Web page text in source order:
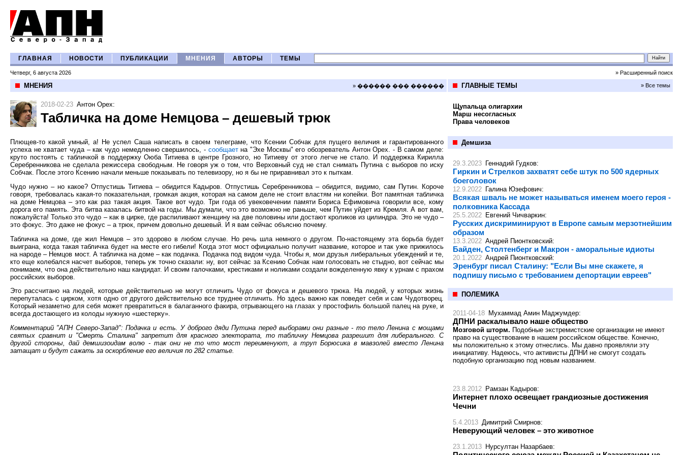
ГЛАВНАЯ НОВОСТИ ПУБЛИКАЦИИ МНЕНИЯ АВТОРЫ ТЕМЫ
Четверг, 6 августа 2026 » Расширенный поиск
МНЕНИЯ » ������ ��� ������
2018-02-23 Антон Орех:
Табличка на доме Немцова – дешевый трюк
Плющев-то какой умный, а! Не успел Саша написать в своем телеграме, что Ксении Собчак для пущего величия и гарантированного
успеха не хватает чуда – как чудо немедленно свершилось, - сообщаетна "Эхе Москвы" его обозреватель Антон Орех. - В самом деле:
круто постоять с табличкой в поддержку Оюба Титиева в центре Грозного, но Титиеву от этого легче не стало. И поддержка Кирилла
Серебренникова не сделала режиссера свободным. Не говоря уж о том, что Верховный суд не стал снимать Путина с выборов по иску
Собчак. После этого Ксению начали меньше показывать по телевизору, но я бы не приравнивал это к пыткам.
Чудо нужно – но какое? Отпустишь Титиева – обидится Кадыров. Отпустишь Серебренникова – обидится, видимо, сам Путин. Короче
говоря, требовалась какая-то показательная, громкая акция, которая на самом деле не стоит властям ни копейки. Вот памятная табличка
на доме Немцова – это как раз такая акция. Такое вот чудо. Три года об увековечении памяти Бориса Ефимовича говорили все, кому
дорога его память. Эта битва казалась битвой на годы. Мы думали, что это возможно не раньше, чем Путин уйдет из Кремля. А вот вам,
пожалуйста! Только это чудо – как в цирке, где распиливают женщину на две половины или достают кроликов из цилиндра. Это не чудо –
это фокус. Это даже не фокус – а трюк, причем довольно дешевый. И я вам сейчас объясню почему.
Табличка на доме, где жил Немцов – это здорово в любом случае. Но речь шла немного о другом. По-настоящему эта борьба будет
выиграна, когда такая табличка будет на месте его гибели! Когда этот мост официально получит название, которое и так уже прижилось
на народе – Немцов мост. А табличка на доме – как подачка. Подачка под видом чуда. Чтобы я, мои друзья либеральных убеждений и те,
кто еще колебался насчет выборов, теперь уж точно сказали: ну, вот сейчас за Ксению Собчак нам голосовать не стыдно, вот сейчас мы
понимаем, что она действительно наш кандидат. И своим галочками, крестиками и ноликами создали вожделенную явку к урнам с прахом
российских выборов.
Это рассчитано на людей, которые действительно не могут отличить Чудо от фокуса и дешевого трюка. На людей, у которых жизнь
перепуталась с цирком, хотя одно от другого действительно все труднее отличить. Но здесь важно как поведет себя и сам Чудотворец.
Который незаметно для себя может превратиться в балаганного факира, отрывающего на глазах у простофиль большой палец на руке, и
всегда достающего из колоды нужную «шестерку».
Комментарий "АПН Северо-Запад": Подачка и есть. У доброго дяди Путина перед выборами они разные - то тело Ленина с мощами
святых сравнит и "Смерть Сталина" запретит для красного электората, то табличку Немцова разрешит для либерального. С
другой стороны, дай демшизоидам волю - так они не то что мост переименуют, а труп Борюсика в мавзолей вместо Ленина
затащат и будут сажать за оскорбление его величия по 282 статье.
ГЛАВНЫЕ ТЕМЫ » Все темы
Щупальца олигархии
Марш несогласных
Права человеков
Демшиза
29.3.2023 Геннадий Гудков:
Гиркин и Стрелков захватят себе штук по 500 ядерных
боеголовок
12.9.2022 Галина Юзефович:
Всякая шваль не может называться именем моего героя -
полковника Кассада
25.5.2022 Евгений Чичваркин:
Русских дискриминируют в Европе самым мерзотнейшим
образом
13.3.2022 Андрей Пионтковский:
Байден, Столтенберг и Макрон - аморальные идиоты
20.1.2022 Андрей Пионтковский:
Эренбург писал Сталину: "Если Вы мне скажете, я
подпишу письмо с требованием депортации евреев"
ПОЛЕМИКА
2011-04-18 Мухаммад Амин Маджумдер:
ДПНИ раскалывало наше общество
Мозговой шторм. Подобные экстремистские организации не имеют
право на существование в нашем российском обществе. Конечно,
мы положительно к этому отнеслись. Мы давно проявляли эту
инициативу. Надеюсь, что активисты ДПНИ не смогут создать
подобную организацию под новым названием.
23.8.2012 Рамзан Кадыров:
Интернет плохо освещает грандиозные достижения
Чечни
5.4.2013 Димитрий Смирнов:
Неверующий человек – это животное
23.1.2013 Нурсултан Назарбаев: